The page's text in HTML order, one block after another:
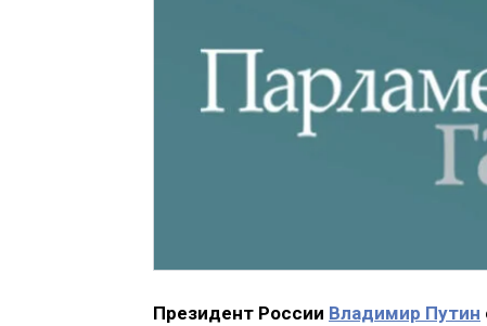
Президент России Владимир Путин